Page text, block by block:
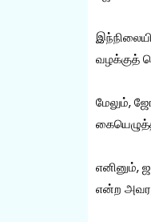
வழக்குத்
மேலும்,
எனினும்,
என்ற